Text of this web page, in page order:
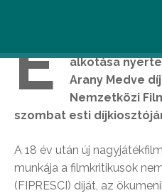
E
alkotása
Arany Medve
Nemzetközi
szombat esti
A 18 év után új
munkája a filmkritikusok
(FIPRESCI) díját, az